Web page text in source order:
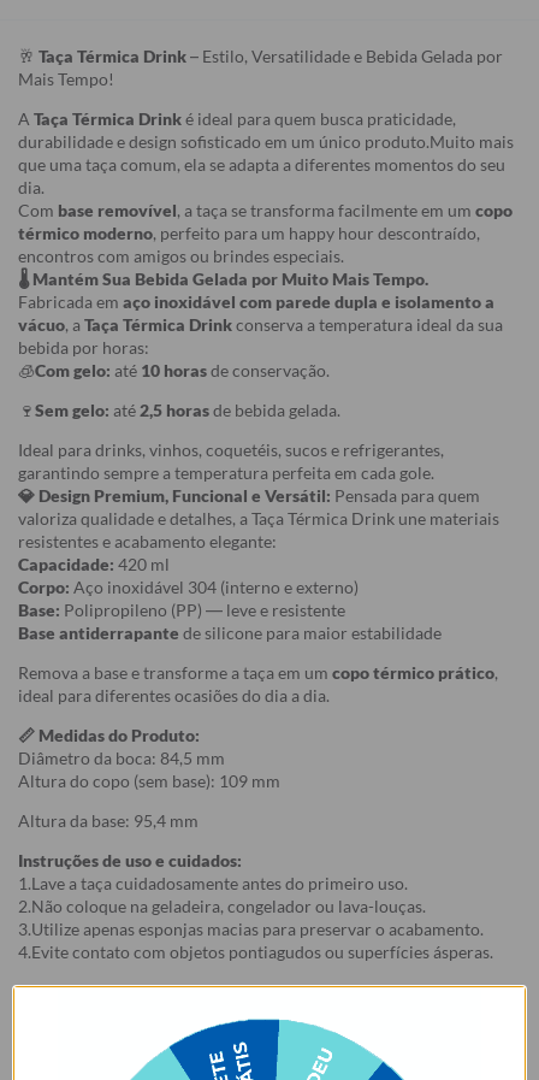
🥂 Taça Térmica Drink– Estilo, Versatilidade e Bebida Gelada por
Mais Tempo!
A Taça Térmica Drinké ideal para quem busca praticidade,
durabilidade e design sofisticado em um único produto.Muito mais
que uma taça comum, ela se adapta a diferentes momentos do seu
dia.
Com base removível, a taça se transforma facilmente em um copo
térmico moderno, perfeito para um happy hour descontraído,
encontros com amigos ou brindes especiais.
🌡️ Mantém Sua Bebida Gelada por Muito Mais Tempo.
Fabricada em aço inoxidável com parede dupla e isolamento a
vácuo, a Taça Térmica Drinkconserva a temperatura ideal da sua
bebida por horas:
🧊Com gelo: até 10 horasde conservação.
🍷Sem gelo: até 2,5 horasde bebida gelada.
Ideal para drinks, vinhos, coquetéis, sucos e refrigerantes,
garantindo sempre a temperatura perfeita em cada gole.
💎 Design Premium, Funcional e Versátil: Pensada para quem
valoriza qualidade e detalhes, a Taça Térmica Drink une materiais
resistentes e acabamento elegante:
Capacidade: 420 ml
Corpo: Aço inoxidável 304 (interno e externo)
Base: Polipropileno (PP) — leve e resistente
Base antiderrapante de silicone para maior estabilidade
Remova a base e transforme a taça em um copo térmico prático,
ideal para diferentes ocasiões do dia a dia.
📏 Medidas do Produto:
Diâmetro da boca: 84,5 mm
Altura do copo (sem base): 109 mm
Altura da base: 95,4 mm
Instruções de uso e cuidados:
1.Lave a taça cuidadosamente antes do primeiro uso.
2.Não coloque na geladeira, congelador ou lava-louças.
3.Utilize apenas esponjas macias para preservar o acabamento.
4.Evite contato com objetos pontiagudos ou superfícies ásperas.
5.Mantenha longe de acetona, álcool e produtos à base de cloro.
Arrependimento